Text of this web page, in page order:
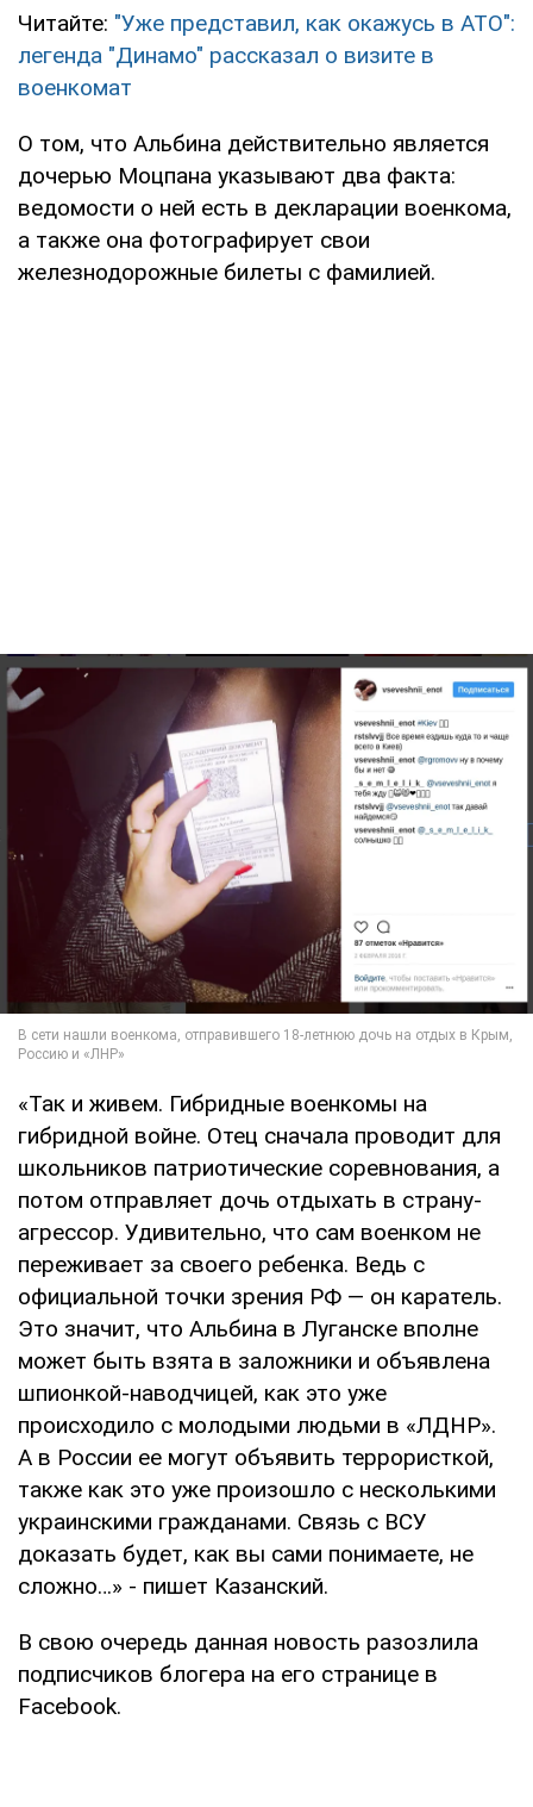
Читайте: "Уже представил, как окажусь в АТО":
легенда "Динамо" рассказал о визите в
военкомат
О том, что Альбина действительно является
дочерью Моцпана указывают два факта:
ведомости о ней есть в декларации военкома,
а также она фотографирует свои
железнодорожные билеты с фамилией.
«Так и живем. Гибридные военкомы на
гибридной войне. Отец сначала проводит для
школьников патриотические соревнования, а
потом отправляет дочь отдыхать в страну-
агрессор. Удивительно, что сам военком не
переживает за своего ребенка. Ведь с
официальной точки зрения РФ — он каратель.
Это значит, что Альбина в Луганске вполне
может быть взята в заложники и объявлена
шпионкой-наводчицей, как это уже
происходило с молодыми людьми в «ЛДНР».
А в России ее могут объявить террористкой,
также как это уже произошло с несколькими
украинскими гражданами. Связь с ВСУ
доказать будет, как вы сами понимаете, не
сложно…» - пишет Казанский.
В свою очередь данная новость разозлила
подписчиков блогера на его странице в
Facebook.